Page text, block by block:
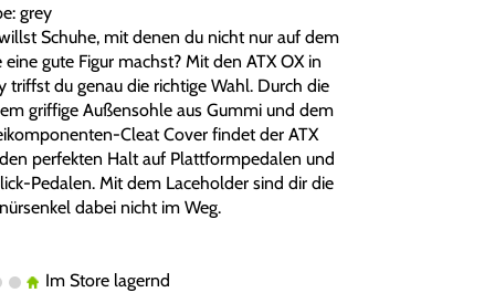
grey
Schuhe, mit denen du nicht nur auf dem
eine gute Figur machst? Mit den ATX OX in
triffst du genau die richtige Wahl. Durch die
griffige Außensohle aus Gummi und dem
Cleat Cover findet der ATX
perfekten Halt auf Plattformpedalen und
Pedalen. Mit dem Laceholder sind dir die
dabei nicht im Weg.
Im Store lagernd